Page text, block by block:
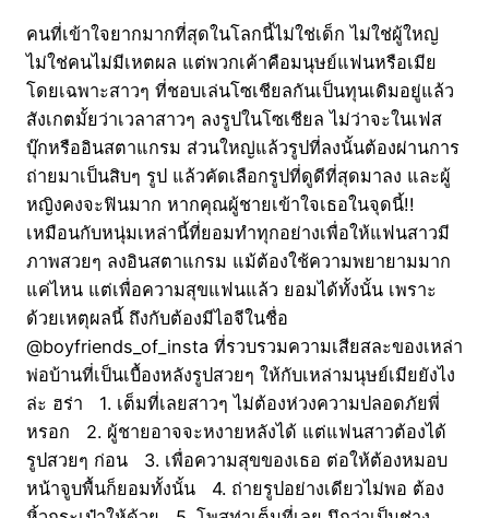
คนที่เข้าใจยากมากที่สุดในโลกนี้ไม่ใช่เด็ก ไม่ใช่ผู้ใหญ่
ไม่ใช่คนไม่มีเหตผล แต่พวกเค้าคือมนุษย์แฟนหรือเมีย
โดยเฉพาะสาวๆ ที่ชอบเล่นโซเชียลกันเป็นทุนเดิมอยู่แล้ว
สังเกตมั้ยว่าเวลาสาวๆ ลงรูปในโซเชียล ไม่ว่าจะในเฟส
บุ๊กหรืออินสตาแกรม ส่วนใหญ่แล้วรูปที่ลงนั้นต้องผ่านการ
ถ่ายมาเป็นสิบๆ รูป แล้วคัดเลือกรูปที่ดูดีที่สุดมาลง และผู้
หญิงคงจะฟินมาก หากคุณผู้ชายเข้าใจเธอในจุดนี้!!
เหมือนกับหนุ่มเหล่านี้ที่ยอมทำทุกอย่างเพื่อให้แฟนสาวมี
ภาพสวยๆ ลงอินสตาแกรม แม้ต้องใช้ความพยายามมาก
แค่ไหน แต่เพื่อความสุขแฟนแล้ว ยอมได้ทั้งนั้น เพราะ
ด้วยเหตุผลนี้ ถึงกับต้องมีไอจีในชื่อ
@boyfriends_of_insta ที่รวบรวมความเสียสละของเหล่า
พ่อบ้านที่เป็นเบื้องหลังรูปสวยๆ ให้กับเหล่ามนุษย์เมียยังไง
ล่ะ ฮร่า 1. เต็มที่เลยสาวๆ ไม่ต้องห่วงความปลอดภัยพี่
หรอก 2. ผู้ชายอาจจะหงายหลังได้ แต่แฟนสาวต้องได้
รูปสวยๆ ก่อน 3. เพื่อความสุขของเธอ ต่อให้ต้องหมอบ
หน้าจูบพื้นก็ยอมทั้งนั้น 4. ถ่ายรูปอย่างเดียวไม่พอ ต้อง